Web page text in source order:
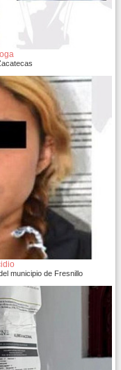
municipio de Fresnillo